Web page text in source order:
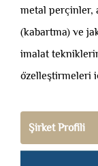
metal perçinler,
(kabartma) ve
imalat
özelleştirmeleri
Şirket Profili